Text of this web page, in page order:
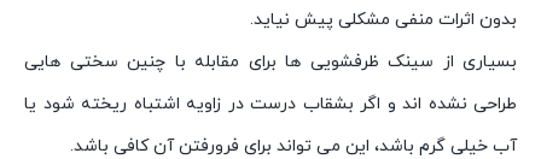
بدون اثرات منفی مشکلی پیش نیاید.
بسیاری از سینک ظرفشویی ها برای مقابله با چنین سختی هایی
طراحی نشده اند و اگر بشقاب درست در زاویه اشتباه ریخته شود یا
آب خیلی گرم باشد، این می تواند برای فرورفتن آن کافی باشد.